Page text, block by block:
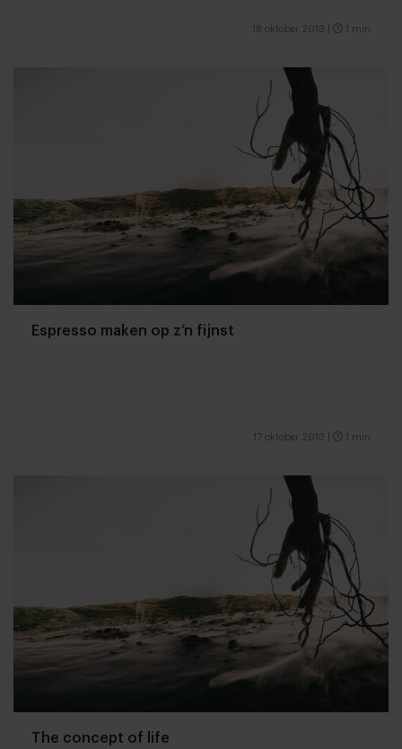
18 oktober 2013 1 min
Espresso maken op z’n fijnst
17 oktober 2013 1 min
The concept of life